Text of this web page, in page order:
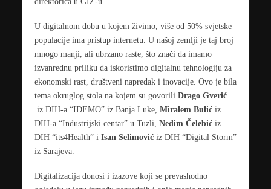
U digitalnom dobu u kojem živimo, više od 50% svjetske
populacije ima pristup internetu. U našoj zemlji je taj broj
mnogo manji, ali ubrzano raste, što znači da imamo
izvanrednu priliku da iskoristimo digitalnu tehnologiju za
ekonomski rast, društveni napredak i inovacije. Ovo je bila
tema okruglog stola na kojem su govorili Drago Gverić
iz DIH-a “IDEMO” iz Banja Luke, Miralem Bulićiz
DIH-a “Industrijski centar” u Tuzli, Nedim Čelebićiz
DIH “its4Health” i Isan Selimovićiz DIH “Digital Storm”
iz Sarajeva.
Digitalizacija donosi i izazove koji se prevashodno